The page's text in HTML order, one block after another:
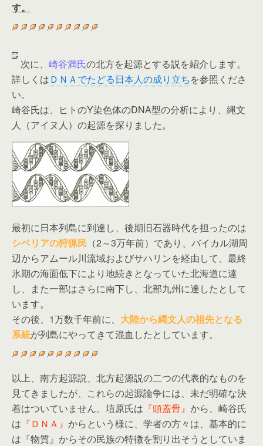
す。
次に、 崎谷満氏の北方を起源とする説を紹介します。
詳しくはＤＮＡでたどる日本人の成り立ちを参照くださ
い。
崎谷氏は、ヒトのY染色体のDNA型の分析により、縄文
人（アイヌ人）の起源を探りました。
最初に日本列島に到達し、後期旧石器時代を担ったのは
シベリアの狩猟民 （2～3万年前）であり、バイカル湖周
辺からアムール川流域およびサハリンを経由して、最終
氷期の海面低下により地続きとなっていた北海道に達
し、また一部はさらに南下し、北部九州に達したとして
います。
その後、1万数千年前に、 大陸から縄文人の祖先となる
系統が列島にやってきて混血したとしています。
以上、南方起源説、北方起源説の二つの代表的なものを
見てきましたが、これらの起源論争には、未だ明確な決
着はついていません。埴原氏は 『頭蓋骨』 から、崎谷氏
は 『ＤＮＡ』 からという様に、学者の方々は、基本的に
は『物質』からその民族の特徴を割り出そうとしていま